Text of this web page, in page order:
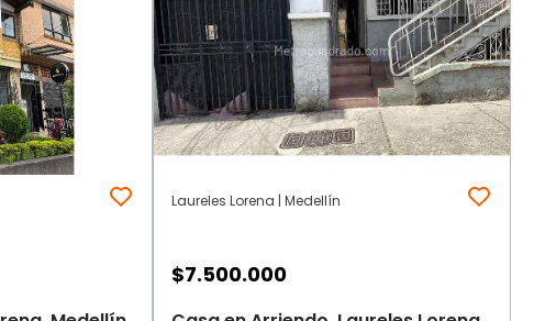
Laureles Lorena | Medellín
$7.500.000